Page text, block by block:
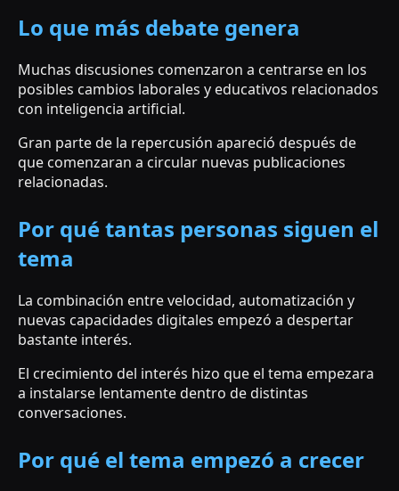
Lo que más debate genera
Muchas discusiones comenzaron a centrarse en los
posibles cambios laborales y educativos relacionados
con inteligencia artificial.
Gran parte de la repercusión apareció después de
que comenzaran a circular nuevas publicaciones
relacionadas.
Por qué tantas personas siguen el
tema
La combinación entre velocidad, automatización y
nuevas capacidades digitales empezó a despertar
bastante interés.
El crecimiento del interés hizo que el tema empezara
a instalarse lentamente dentro de distintas
conversaciones.
Por qué el tema empezó a crecer